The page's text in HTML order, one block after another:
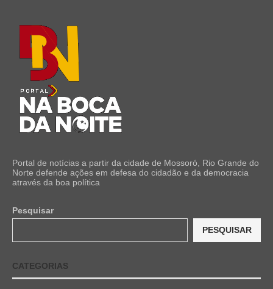
Portal de notícias a partir da cidade de Mossoró, Rio Grande do
Norte defende ações em defesa do cidadão e da democracia
através da boa política
Pesquisar
PESQUISAR
CATEGORIAS